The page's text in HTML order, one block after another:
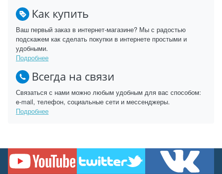
Как купить
Ваш первый заказ в интернет-магазине? Мы с радостью
подскажем как сделать покупки в интернете простыми и
удобными.
Подробнее
Всегда на связи
Связаться с нами можно любым удобным для вас способом:
e-mail, телефон, социальные сети и мессенджеры.
Подробнее